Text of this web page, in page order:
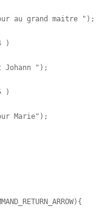
au grand maitre ");
)
Johann ");
)
Marie");